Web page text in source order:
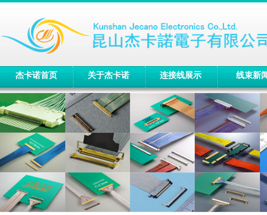
杰卡诺首页 关于杰卡诺 连接线展示 线束新